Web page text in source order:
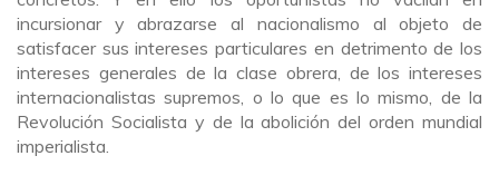
incursionar y abrazarse al nacionalismo al objeto de
satisfacer sus intereses particulares en detrimento de los
intereses generales de la clase obrera, de los intereses
internacionalistas supremos, o lo que es lo mismo, de la
Revolución Socialista y de la abolición del orden mundial
imperialista.